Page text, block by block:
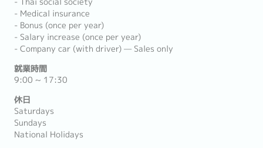
- Medical insurance
- Bonus (once per year)
- Salary increase (once per year)
- Company car (with driver) — Sales only
就業時間
9:00 ~ 17:30
休日
Saturdays
Sundays
National Holidays